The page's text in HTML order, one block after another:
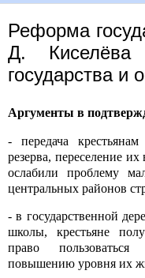
Реформа
Д.
государства и
Аргументы в
- передача
резерва, переселение
ослабили проблему
центральных районов
- в государственной
школы, крестьяне
право
повышению уровня их